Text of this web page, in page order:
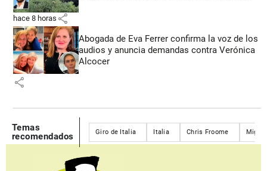
hace 8 horas share
Abogada de Eva Ferrer confirma la voz de los
audios y anuncia demandas contra Verónica
Alcocer
share
Temas
recomendados
Giro de Italia Italia Chris Froome